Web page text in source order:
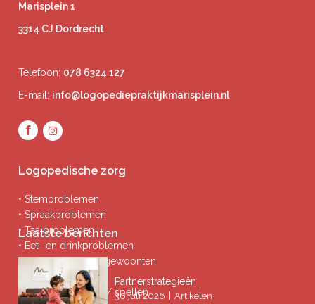
Marisplein 1
3314 CJ Dordrecht
Telefoon: 078 6324 127
E-mail: info@logopediepraktijkmarisplein.nl
Logopedische zorg
• Stemproblemen
• Spraakproblemen
• Taalproblemen
• Eet- en drinkproblemen
• Afwijkende mondgewoonten
• Ademproblemen
• Problemen lezen / spellen
Laatste berichten
Partnerstrategieën
30 juli 2026 Artikelen